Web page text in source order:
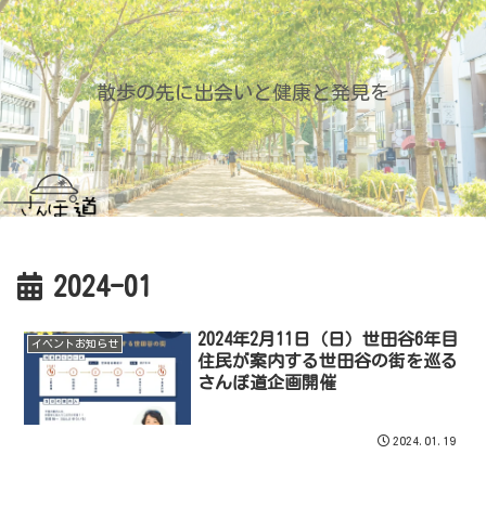
散歩の先に出会いと健康と発見を
2024-01
イベントお知らせ
2024年2月11日（日）世田谷6年目
住民が案内する世田谷の街を巡る
さんぽ道企画開催
2024.01.19